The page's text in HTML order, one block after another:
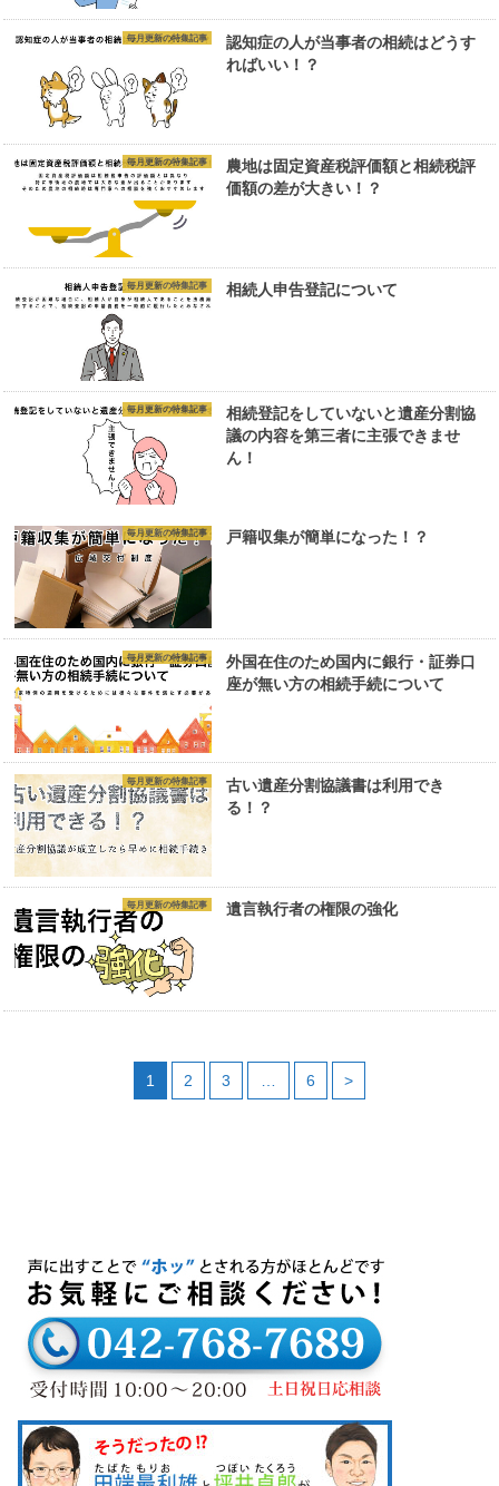
毎月更新の特集記事
認知症の人が当事者の相続はどうす
ればいい！？
毎月更新の特集記事
農地は固定資産税評価額と相続税評
価額の差が大きい！？
毎月更新の特集記事 相続人申告登記について
毎月更新の特集記事
相続登記をしていないと遺産分割協
議の内容を第三者に主張できませ
ん！
毎月更新の特集記事 戸籍収集が簡単になった！？
毎月更新の特集記事
外国在住のため国内に銀行・証券口
座が無い方の相続手続について
毎月更新の特集記事
古い遺産分割協議書は利用でき
る！？
毎月更新の特集記事 遺言執行者の権限の強化
1 2 3 … 6 >